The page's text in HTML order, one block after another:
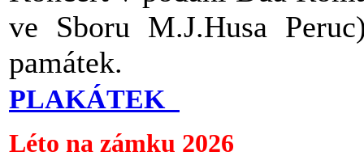
ve Sboru M.J.Husa
památek.
PLAKÁTEK
Léto na zámku 2026